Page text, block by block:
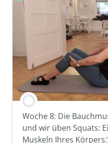
Woche 8: Die
und wir üben Squats:
Muskeln Ihres